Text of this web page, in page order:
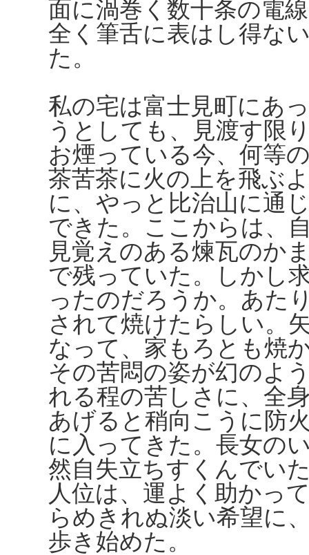
面に渦巻く数十条の電
全く筆舌に表はし得な
た。
私の宅は富士見町にあ
うとしても、見渡す限
お煙っている今、何等
茶苦茶に火の上を飛ぶ
に、やっと比治山に通
できた。ここからは、
見覚えのある煉瓦のか
で残っていた。しかし
ったのだろうか。あた
されて焼けたらしい。
なって、家もろとも焼
その苦悶の姿が幻のよ
れる程の苦しさに、全
あげると稍向こうに防
に入ってきた。長女の
然自失立ちすくんでい
人位は、運よく助かっ
らめきれぬ淡い希望に
歩き始めた。